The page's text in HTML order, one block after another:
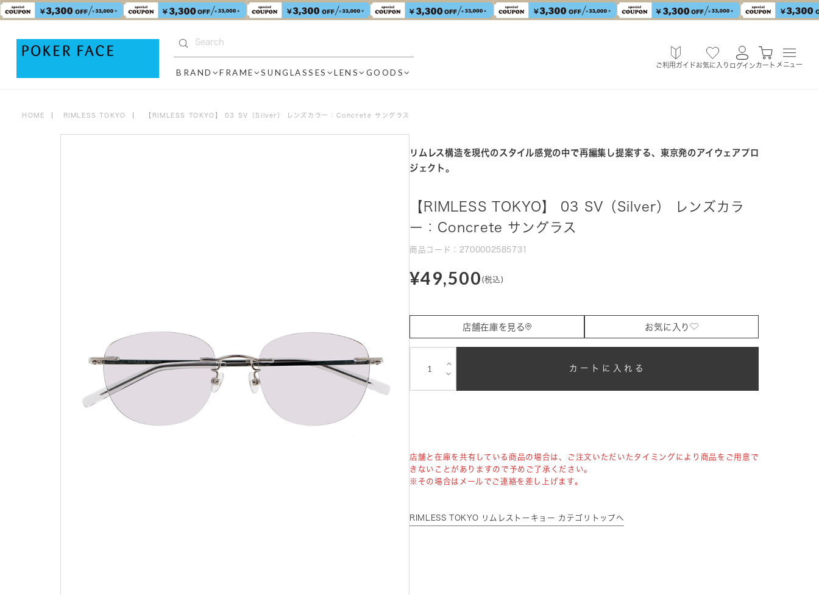
BRAND FRAME SUNGLASSES LENS GOODS
ご利用ガイドお気に入り ログインカート メニュー
HOME RIMLESS TOKYO 【RIMLESS TOKYO】 03 SV（Silver） レンズカラー：Concrete サングラス
リムレス構造を現代のスタイル感覚の中で再編集し提案する、東京発のアイウェアプロ
ジェクト。
【RIMLESS TOKYO】 03 SV（Silver） レンズカラ
ー：Concrete サングラス
商品コード：2700002585731
¥49,500 (税込)
店舗在庫を見る お気に入り
⌵
⌵
カートに入れる
店舗と在庫を共有している商品の場合は、ご注文いただいたタイミングにより商品をご用意で
きないことがありますので予めご了承ください。
※その場合はメールでご連絡を差し上げます。
RIMLESS TOKYO リムレストーキョー カテゴリトップへ